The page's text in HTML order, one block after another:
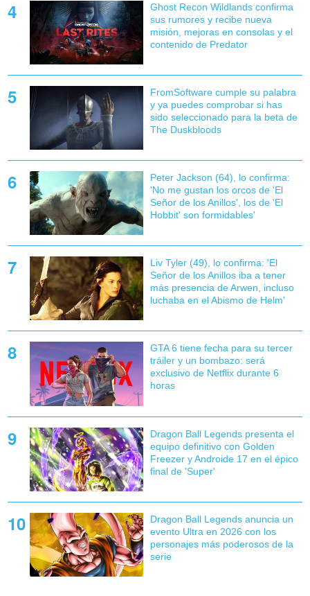
Ghost Recon Wildlands confirma
sus rumores y recibe nueva
misión, mejoras en consolas y el
contenido de Predator
FromSoftware cumple su palabra
y ya puedes comprobar si has
sido seleccionado para la beta de
The Duskbloods
Peter Jackson (64), lo confirma:
'No me gustan los orcos de 'El
Señor de los Anillos', los de 'El
Hobbit' son formidables'
Liv Tyler (49), lo confirma: 'El
Señor de los Anillos iba a tener
más presencia de Arwen, incluso
luchaba en el Abismo de Helm'
GTA 6 tiene fecha para su tercer
tráiler y un bombazo: será
exclusivo de Netflix durante 6
horas
Dragon Ball Legends presenta el
equipo definitivo con Golden
Freezer y Androide 17 en el épico
final de 'Super'
Dragon Ball Legends anuncia un
evento Ultra en 2026 con los
personajes más poderosos de la
serie